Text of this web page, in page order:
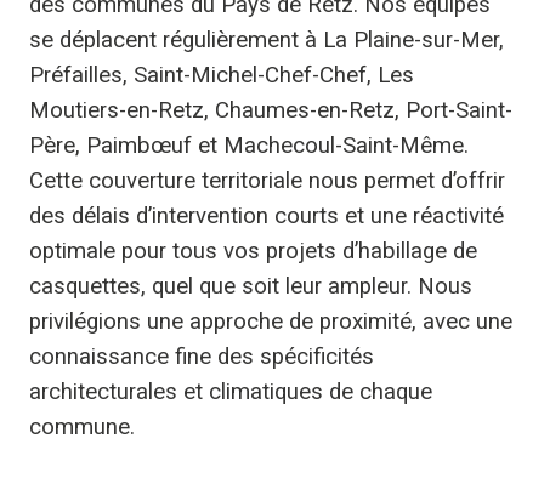
se déplacent régulièrement à La Plaine-sur-Mer,
Préfailles, Saint-Michel-Chef-Chef, Les
Moutiers-en-Retz, Chaumes-en-Retz, Port-Saint-
Père, Paimbœuf et Machecoul-Saint-Même.
Cette couverture territoriale nous permet d’offrir
des délais d’intervention courts et une réactivité
optimale pour tous vos projets d’habillage de
casquettes, quel que soit leur ampleur. Nous
privilégions une approche de proximité, avec une
connaissance fine des spécificités
architecturales et climatiques de chaque
commune.